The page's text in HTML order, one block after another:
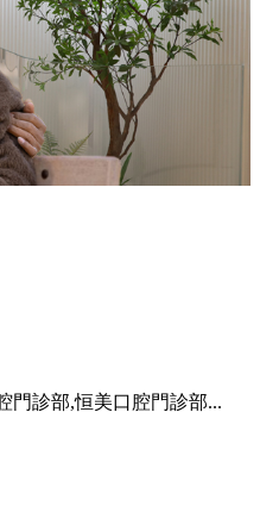
門診部,恒美口腔門診部...